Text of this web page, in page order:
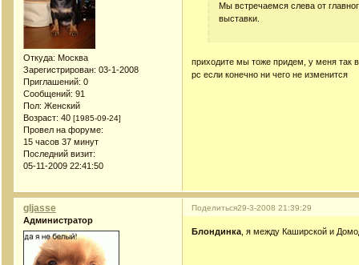
Откуда: Москва
Зарегистрирован: 03-1-2008
Приглашений: 0
Сообщений: 91
Пол: Женский
Возраст: 40 [1985-09-24]
Провел на форуме:
15 часов 37 минут
Последний визит:
05-11-2009 22:41:50
Мы встречаемся слева от
выставки.
приходите мы тоже придем, у меня так
рс если конечно ни чего не изменится
Поделиться29-3-2008 21:39:29
gljasse
Администратор
Блондинка , я между Каширской и